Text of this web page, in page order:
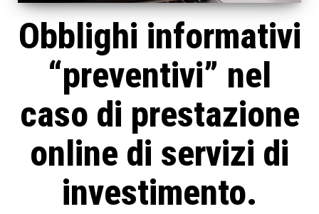
Obblighi informativi
“preventivi” nel
caso di prestazione
online di servizi di
investimento.